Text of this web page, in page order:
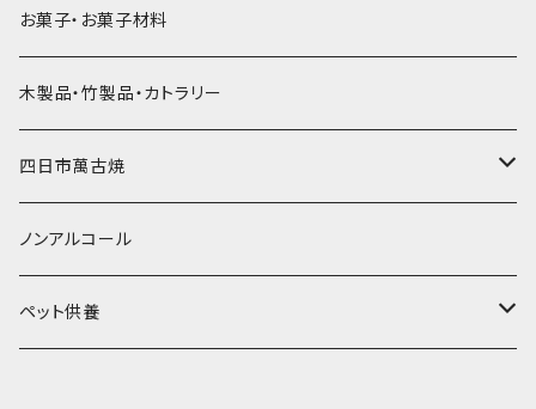
無添加瓶シロップ
プラスチック・スプーンストロー
かき氷セット
その他かき氷用品
ドライアイス10ｋｇ
ドライアイス15ｋｇ
ドライアイス20ｋｇ
ドライアイス25ｋｇ
かき氷器
惣菜
お菓子・お菓子材料
木製品・竹製品・カトラリー
四日市萬古焼
土鍋・土釜
一般土鍋
皿・椀・丼・小物
ノンアルコール
ペット供養